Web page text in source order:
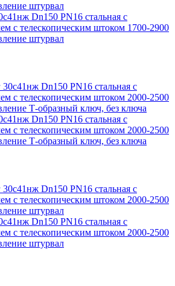
Dn150 PN16 стальная с
с телескопическим штоком 1700-2900
штурвал
Dn150 PN16 стальная с
с телескопическим штоком 2000-2500
Т-образный ключ, без ключа
Dn150 PN16 стальная с
с телескопическим штоком 2000-2500
штурвал